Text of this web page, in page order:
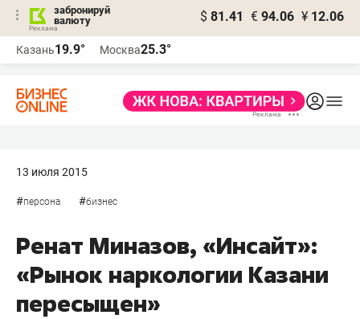
забронируй
валюту
$ 81.41 € 94.06 ¥ 12.06
Казань19.9° Москва25.3°
13 июля 2015
#персона #бизнес
Ренат Миназов, «Инсайт»:
«Рынок наркологии Казани
пересыщен»